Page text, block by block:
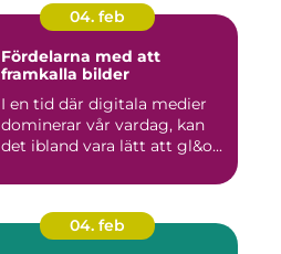
04. feb
Fördelarna med att
framkalla bilder
I en tid där digitala medier
dominerar vår vardag, kan
det ibland vara lätt att gl&o...
04. feb